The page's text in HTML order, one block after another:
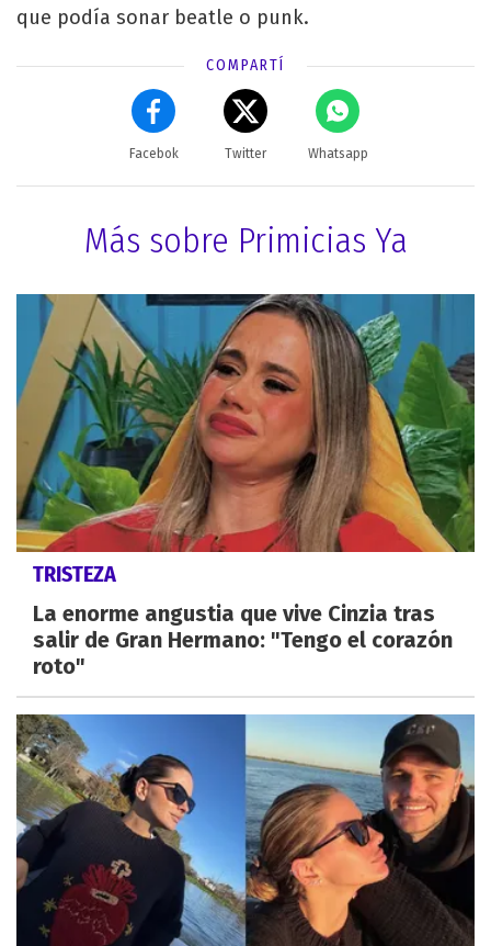
que podía sonar beatle o punk.
COMPARTÍ
Facebok Twitter Whatsapp
Más sobre Primicias Ya
TRISTEZA
La enorme angustia que vive Cinzia tras
salir de Gran Hermano: "Tengo el corazón
roto"